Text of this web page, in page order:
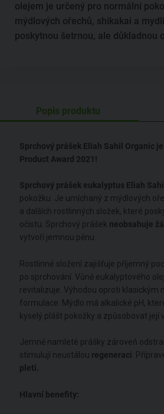
olejem je určený pro normální
mýdlových ořechů, shikakai a
poskytnou šetrnou, ale důkladnou
Popis produktu
Sprchový prášek Eliah Sahil Organic
Product Award 2021!
Sprchový prášek eukalyptus Eliah
pokožku. Je umíchaný z mýdlových
a dalších rostlinných složek, které
očistu. Sprchový prášek neobsahuje
vytvoří jemnou pěnu.
Rostlinné složení zajišťuje příjemný
po sprchování. Vůně eukalyptového
revitalizuje. Výhodou oproti klasickým
formulace. Mýdlo má alkalické pH,
kyselý plášt pokožky a způsobovat její
Jemně namleté prášky zároveň
stimulují neustálou regeneraci.
pleti.
Hlavní benefity: